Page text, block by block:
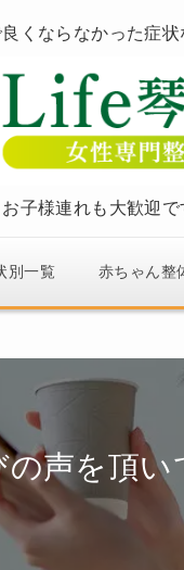
くならなかった症
子様連れも大歓迎で
別一覧 赤ちゃん整
声を頂い